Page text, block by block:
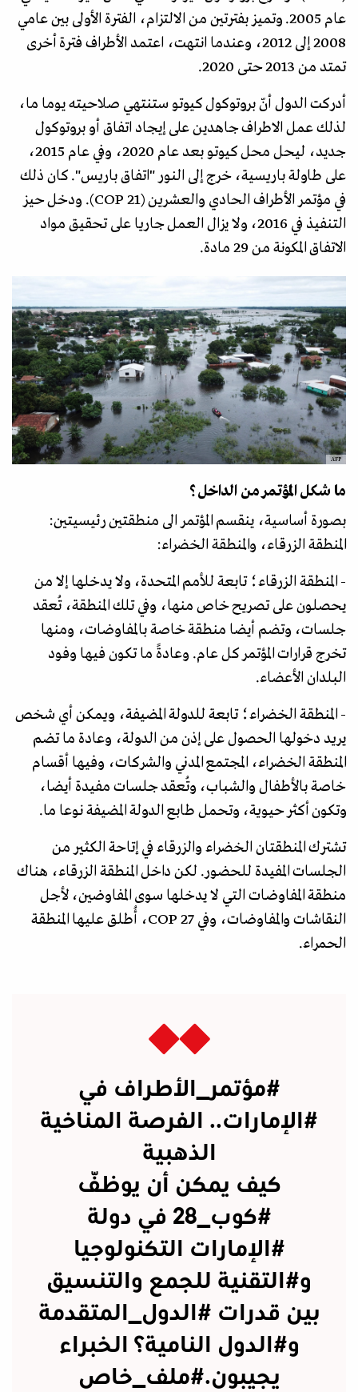
عام 2005. وتميز بفترتين من الالتزام، الفترة الأولى بين عامي
2008 إلى 2012، وعندما انتهت، اعتمد الأطراف فترة أخرى
تمتد من 2013 حتى 2020.
أدركت الدول أنّ بروتوكول كيوتو ستنتهي صلاحيته يوما ما،
لذلك عمل الاطراف جاهدين على إيجاد اتفاق أو بروتوكول
جديد، ليحل محل كيوتو بعد عام 2020، وفي عام 2015،
على طاولة باريسية، خرج إلى النور "اتفاق باريس". كان ذلك
في مؤتمر الأطراف الحادي والعشرين (COP 21). ودخل حيز
التنفيذ في 2016، ولا يزال العمل جاريا على تحقيق مواد
الاتفاق المكونة من 29 مادة.
AFP
ما شكل المؤتمر من الداخل؟
بصورة أساسية، ينقسم المؤتمر الى منطقتين رئيسيتين:
المنطقة الزرقاء، والمنطقة الخضراء:
- المنطقة الزرقاء؛ تابعة للأمم المتحدة، ولا يدخلها إلا من
يحصلون على تصريح خاص منها، وفي تلك المنطقة، تُعقد
جلسات، وتضم أيضا منطقة خاصة بالمفاوضات، ومنها
تخرج قرارات المؤتمر كل عام. وعادةً ما تكون فيها وفود
البلدان الأعضاء.
- المنطقة الخضراء؛ تابعة للدولة المضيفة، ويمكن أي شخص
يريد دخولها الحصول على إذن من الدولة، وعادة ما تضم
المنطقة الخضراء، المجتمع المدني والشركات، وفيها أقسام
خاصة بالأطفال والشباب، وتُعقد جلسات مفيدة أيضا،
وتكون أكثر حيوية، وتحمل طابع الدولة المضيفة نوعا ما.
تشترك المنطقتان الخضراء والزرقاء في إتاحة الكثير من
الجلسات المفيدة للحضور. لكن داخل المنطقة الزرقاء، هناك
منطقة المفاوضات التي لا يدخلها سوى المفاوضين، لأجل
النقاشات والمفاوضات، وفي COP 27، أُطلق عليها المنطقة
الحمراء.
#مؤتمر_الأطراف في
#الإمارات.. الفرصة المناخية
الذهبية
كيف يمكن أن يوظّف
#كوب_28
في دولة
#الإمارات التكنولوجيا
و#التقنية للجمع والتنسيق
بين قدرات #الدول_المتقدمة
و#الدول النامية؟ الخبراء
يجيبون.#ملف_خاص